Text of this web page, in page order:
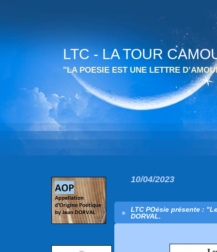
LTC - LA TOUR
"LA POESIE EST UNE LETTRE
10/04/2023
LTC POésie présente :
DORVAL.